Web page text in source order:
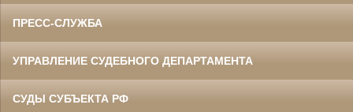
ПРЕСС-СЛУЖБА
УПРАВЛЕНИЕ СУДЕБНОГО ДЕПАРТАМЕНТА
СУДЫ СУБЪЕКТА РФ